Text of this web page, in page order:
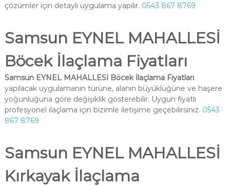
çözümler için detaylı uygulama yapılır. 0543 867 8769
Samsun EYNEL MAHALLESİ
Böcek İlaçlama Fiyatları
Samsun EYNEL MAHALLESİ Böcek İlaçlama Fiyatları
yapılacak uygulamanın türüne, alanın büyüklüğüne ve haşere
yoğunluğuna göre değişiklik gösterebilir. Uygun fiyatlı
profesyonel ilaçlama için bizimle iletişime geçebilirsiniz. 0543
867 8769
Samsun EYNEL MAHALLESİ
Kırkayak İlaçlama